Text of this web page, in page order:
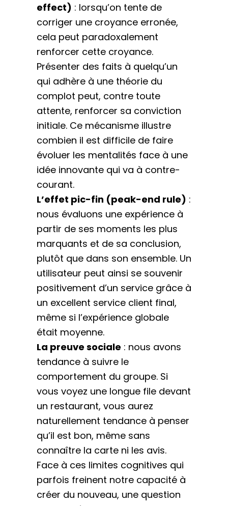
effect) : lorsqu’on tente de
corriger une croyance erronée,
cela peut paradoxalement
renforcer cette croyance.
Présenter des faits à quelqu’un
qui adhère à une théorie du
complot peut, contre toute
attente, renforcer sa conviction
initiale. Ce mécanisme illustre
combien il est difficile de faire
évoluer les mentalités face à une
idée innovante qui va à contre-
courant.
L’effet pic-fin (peak-end rule) :
nous évaluons une expérience à
partir de ses moments les plus
marquants et de sa conclusion,
plutôt que dans son ensemble. Un
utilisateur peut ainsi se souvenir
positivement d’un service grâce à
un excellent service client final,
même si l’expérience globale
était moyenne.
La preuve sociale : nous avons
tendance à suivre le
comportement du groupe. Si
vous voyez une longue file devant
un restaurant, vous aurez
naturellement tendance à penser
qu’il est bon, même sans
connaître la carte ni les avis.
Face à ces limites cognitives qui
parfois freinent notre capacité à
créer du nouveau, une question